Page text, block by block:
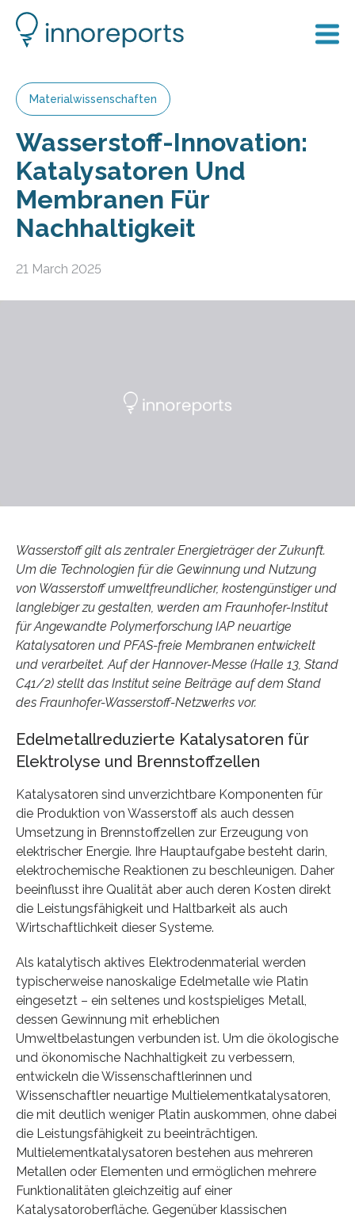
Materialwissenschaften
Wasserstoff-Innovation:
Katalysatoren Und
Membranen Für
Nachhaltigkeit
21 March 2025
Wasserstoff gilt als zentraler Energieträger der Zukunft.
Um die Technologien für die Gewinnung und Nutzung
von Wasserstoff umweltfreundlicher, kostengünstiger und
langlebiger zu gestalten, werden am Fraunhofer-Institut
für Angewandte Polymerforschung IAP neuartige
Katalysatoren und PFAS-freie Membranen entwickelt
und verarbeitet. Auf der Hannover-Messe (Halle 13, Stand
C41/2) stellt das Institut seine Beiträge auf dem Stand
des Fraunhofer-Wasserstoff-Netzwerks vor.
Edelmetallreduzierte Katalysatoren für
Elektrolyse und Brennstoffzellen
Katalysatoren sind unverzichtbare Komponenten für
die Produktion von Wasserstoff als auch dessen
Umsetzung in Brennstoffzellen zur Erzeugung von
elektrischer Energie. Ihre Hauptaufgabe besteht darin,
elektrochemische Reaktionen zu beschleunigen. Daher
beeinflusst ihre Qualität aber auch deren Kosten direkt
die Leistungsfähigkeit und Haltbarkeit als auch
Wirtschaftlichkeit dieser Systeme.
Als katalytisch aktives Elektrodenmaterial werden
typischerweise nanoskalige Edelmetalle wie Platin
eingesetzt – ein seltenes und kostspieliges Metall,
dessen Gewinnung mit erheblichen
Umweltbelastungen verbunden ist. Um die ökologische
und ökonomische Nachhaltigkeit zu verbessern,
entwickeln die Wissenschaftlerinnen und
Wissenschaftler neuartige Multielementkatalysatoren,
die mit deutlich weniger Platin auskommen, ohne dabei
die Leistungsfähigkeit zu beeinträchtigen.
Multielementkatalysatoren bestehen aus mehreren
Metallen oder Elementen und ermöglichen mehrere
Funktionalitäten gleichzeitig auf einer
Katalysatoroberfläche. Gegenüber klassischen